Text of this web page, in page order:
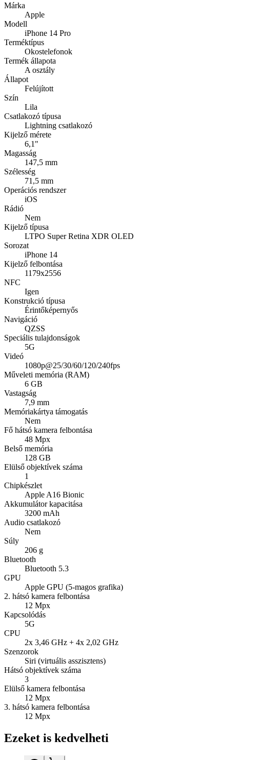
Márka
Apple
Modell
iPhone 14 Pro
Terméktípus
Okostelefonok
Termék állapota
A osztály
Állapot
Felújított
Szín
Lila
Csatlakozó típusa
Lightning csatlakozó
Kijelző mérete
6,1"
Magasság
147,5 mm
Szélesség
71,5 mm
Operációs rendszer
iOS
Rádió
Nem
Kijelző típusa
LTPO Super Retina XDR OLED
Sorozat
iPhone 14
Kijelző felbontása
1179x2556
NFC
Igen
Konstrukció típusa
Érintőképernyős
Navigáció
QZSS
Speciális tulajdonságok
5G
Videó
1080p@25/30/60/120/240fps
Műveleti memória (RAM)
6 GB
Vastagság
7,9 mm
Memóriakártya támogatás
Nem
Fő hátsó kamera felbontása
48 Mpx
Belső memória
128 GB
Elülső objektívek száma
1
Chipkészlet
Apple A16 Bionic
Akkumulátor kapacitása
3200 mAh
Audio csatlakozó
Nem
Súly
206 g
Bluetooth
Bluetooth 5.3
GPU
Apple GPU (5-magos grafika)
2. hátsó kamera felbontása
12 Mpx
Kapcsolódás
5G
CPU
2x 3,46 GHz + 4x 2,02 GHz
Szenzorok
Siri (virtuális asszisztens)
Hátsó objektívek száma
3
Elülső kamera felbontása
12 Mpx
3. hátsó kamera felbontása
12 Mpx
Ezeket is kedvelheti